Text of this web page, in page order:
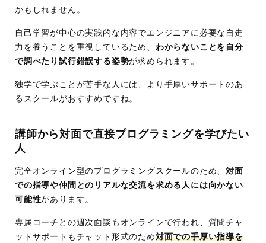
かもしれません。
自己学習が中心の実践的な内容でエンジニアに必要な自走
力を養うことを重視しているため、 わからないことを自分
で調べたり試行錯誤する姿勢が求められます。
独学で学ぶことが苦手な人には、より手厚いサポートのあ
るスクールがおすすめですね。
講師から対面で直接プログラミングを学びたい
人
完全オンライン型のプログラミングスクールのため、対面
での指導や仲間とのリアルな交流を求める人には向かない
可能性があります。
専属コーチとの週次面談もオンラインで行われ、質問チャ
ットサポートもチャット形式のため対面での手厚い指導を